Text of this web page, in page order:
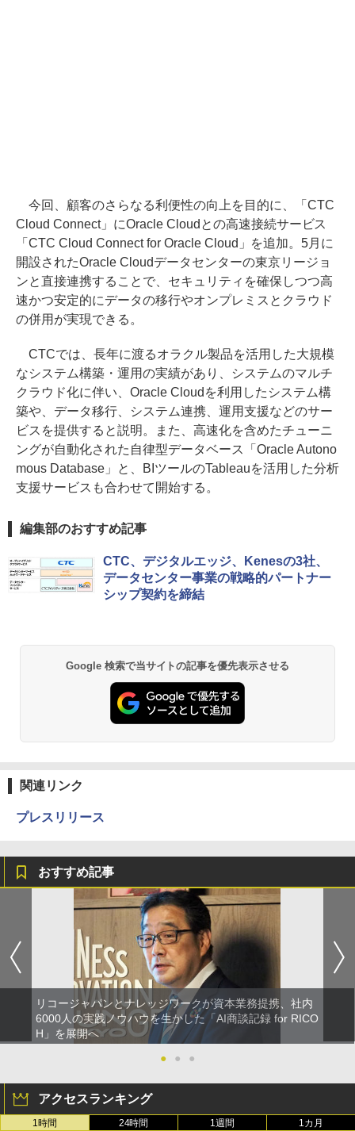
今回、顧客のさらなる利便性の向上を目的に、「CTC
Cloud Connect」にOracle Cloudとの高速接続サービス
「CTC Cloud Connect for Oracle Cloud」を追加。5月に
開設されたOracle Cloudデータセンターの東京リージョ
ンと直接連携することで、セキュリティを確保しつつ高
速かつ安定的にデータの移行やオンプレミスとクラウド
の併用が実現できる。
CTCでは、長年に渡るオラクル製品を活用した大規模
なシステム構築・運用の実績があり、システムのマルチ
クラウド化に伴い、Oracle Cloudを利用したシステム構
築や、データ移行、システム連携、運用支援などのサー
ビスを提供すると説明。また、高速化を含めたチューニ
ングが自動化された自律型データベース「Oracle Autono
mous Database」と、BIツールのTableauを活用した分析
支援サービスも合わせて開始する。
編集部のおすすめ記事
CTC、デジタルエッジ、Kenesの3社、
データセンター事業の戦略的パートナー
シップ契約を締結
Google 検索で当サイトの記事を優先表示させる
関連リンク
プレスリリース
おすすめ記事
リコージャパンとナレッジワークが資本業務提携、社内
6000人の実践ノウハウを生かした「AI商談記録 for RICO
H」を展開へ
●
● ●
アクセスランキング
1時間 24時間 1週間 1カ月